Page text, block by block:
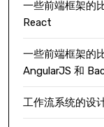
一些前端框架的
React
一些前端框架的
AngularJS 和
工作流系统的设